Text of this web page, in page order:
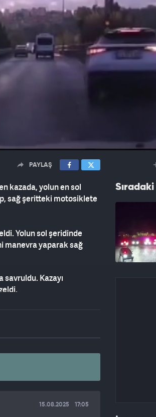
PAYLAŞ
kazada, yolun en sol
sağ şeritteki motosiklete
Yolun sol şeridinde
manevra yaparak sağ
Kazayı
2 kişi, olay
kamera tarafından
15.08.2025 17:05